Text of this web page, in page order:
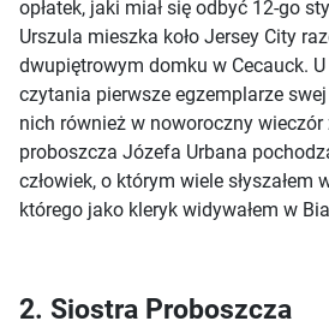
opłatek, jaki miał się odbyć 12-go
Urszula mieszka koło Jersey City
dwupiętrowym domku w Cecauck.
czytania pierwsze egzemplarze
nich również w noworoczny wieczór
proboszcza Józefa Urbana
człowiek, o którym wiele słyszałem
którego jako kleryk widywałem w
2. Siostra Proboszcza